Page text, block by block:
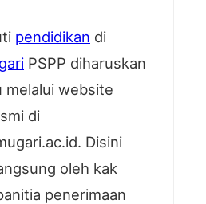
pendidikan di
PSPP diharuskan
melalui website
di
Disini
oleh kak
penerimaan